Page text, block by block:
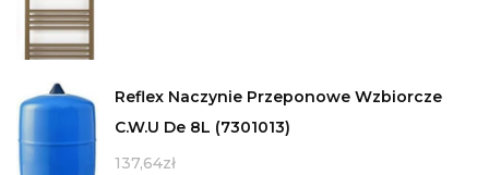
Reflex Naczynie Przeponowe Wzbiorcze
C.W.U De 8L (7301013)
137,64zł